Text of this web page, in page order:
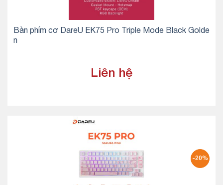
Bàn phím cơ DareU EK75 Pro Triple Mode Black Golde
n
Liên hệ
-20%